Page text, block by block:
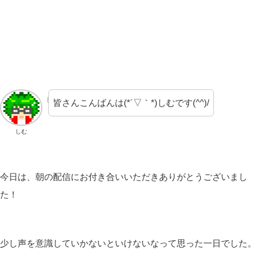
しむ
皆さんこんばんは(*´▽｀*)しむです(^^)/
今日は、朝の配信にお付き合いいただきありがとうございまし
た！
少し声を意識していかないといけないなって思った一日でした。